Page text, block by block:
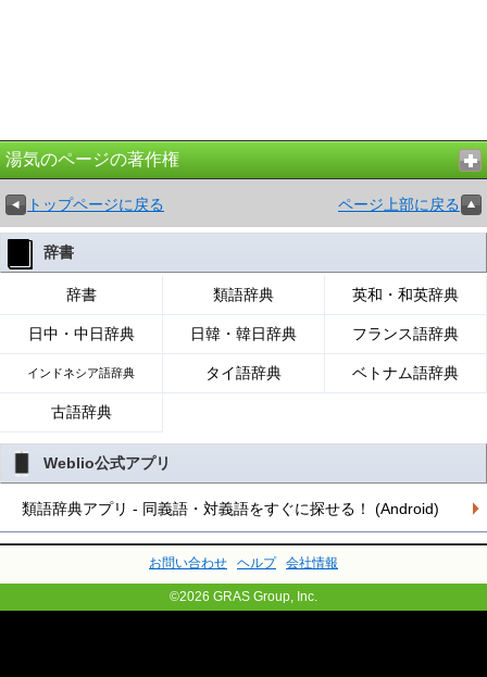
湯気のページの著作権
トップページに戻る ページ上部に戻る
辞書
辞書 類語辞典 英和・和英辞典
日中・中日辞典 日韓・韓日辞典 フランス語辞典
インドネシア語辞典 タイ語辞典 ベトナム語辞典
古語辞典
Weblio公式アプリ
類語辞典アプリ - 同義語・対義語をすぐに探せる！ (Android)
お問い合わせ ヘルプ 会社情報
©2026 GRAS Group, Inc.